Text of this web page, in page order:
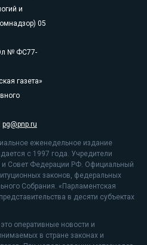
и
05
№ ФС77-
газета»
pg@pnp.ru
еженедельное издание
с 1997 года. Учредители
и Совет Федерации РФ. Официальный
законов, федеральных
Собрания. «Парламентская
в десяти субъектах
оперативные новости и
в стране законах и